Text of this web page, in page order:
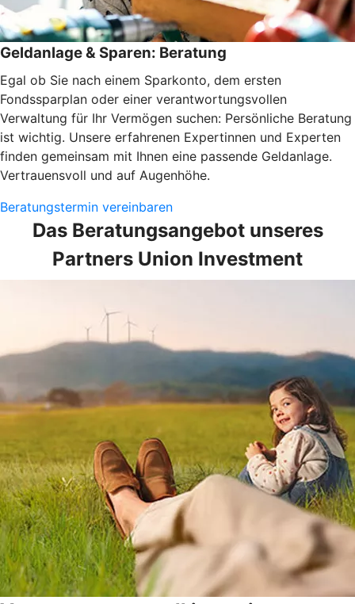
Geldanlage & Sparen: Beratung
Egal ob Sie nach einem Sparkonto, dem ersten
Fondssparplan oder einer verantwortungsvollen
Verwaltung für Ihr Vermögen suchen: Persönliche Beratung
ist wichtig. Unsere erfahrenen Expertinnen und Experten
finden gemeinsam mit Ihnen eine passende Geldanlage.
Vertrauensvoll und auf Augenhöhe.
Beratungstermin vereinbaren
Das Beratungsangebot unseres
Partners Union Investment